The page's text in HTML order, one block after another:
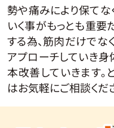
勢や痛みにより保てな
いく事がもっとも重要
する為、筋肉だけでな
アプローチしていき身
本改善していきます。
はお気軽にご相談くだ